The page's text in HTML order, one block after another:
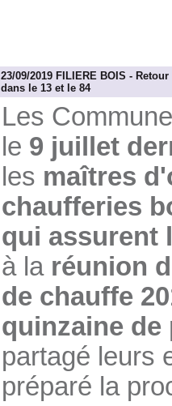
23/09/2019 FILIERE BOIS -
dans le 13 et le 84
Les
le 9 juillet
les maîtres
chaufferies
qui assurent
à la réunion
de chauffe
quinzaine
partagé leurs
préparé la